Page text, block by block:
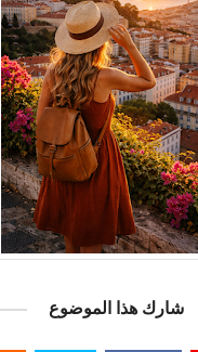
شارك هذا الموضوع